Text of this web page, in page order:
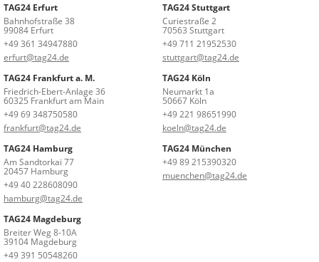
TAG24 Erfurt
Bahnhofstraße 38
99084 Erfurt
+49 361 34947880
erfurt@tag24.de
TAG24 Stuttgart
Curiestraße 2
70563 Stuttgart
+49 711 21952530
stuttgart@tag24.de
TAG24 Frankfurt a. M.
Friedrich-Ebert-Anlage 36
60325 Frankfurt am Main
+49 69 348750580
frankfurt@tag24.de
TAG24 Köln
Neumarkt 1a
50667 Köln
+49 221 98651990
koeln@tag24.de
TAG24 Hamburg
Am Sandtorkai 77
20457 Hamburg
+49 40 228608090
hamburg@tag24.de
TAG24 München
+49 89 215390320
muenchen@tag24.de
TAG24 Magdeburg
Breiter Weg 8-10A
39104 Magdeburg
+49 391 50548260